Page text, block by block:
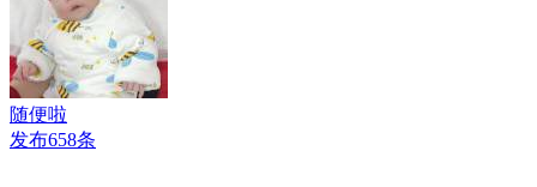
随便啦
发布658条